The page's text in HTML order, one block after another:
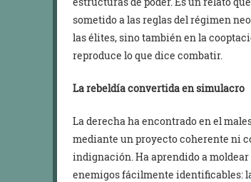
sometido a las reglas del régimen
las élites, sino también en la
reproduce lo que dice combatir.
La rebeldía convertida en simulacro
La derecha ha encontrado en el
mediante un proyecto coherente ni
indignación. Ha aprendido a
enemigos fácilmente identificables: